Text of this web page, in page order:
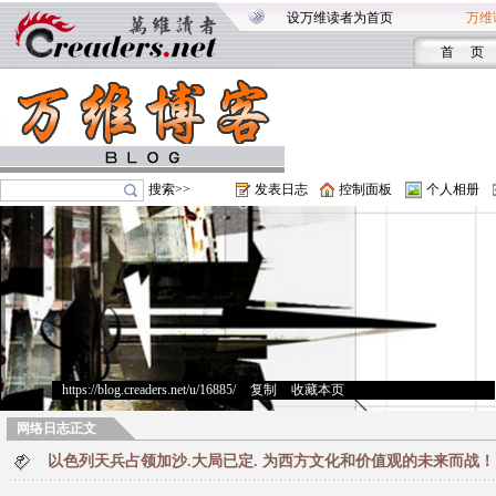
设万维读者为首页 万维
首 页
搜索>> 发表日志 控制面板 个人相册
https://blog.creaders.net/u/16885/> 复制 收藏本页
网络日志正文
以色列天兵占领加沙.大局已定. 为西方文化和价值观的未来而战！